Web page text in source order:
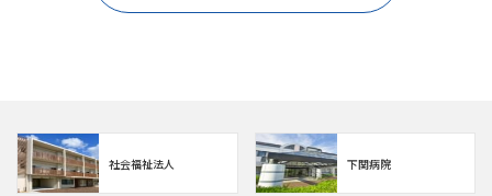
社会福祉法人 下関病院